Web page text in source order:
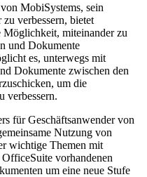
MobiSystems, sein
verbessern, bietet
miteinander zu
und Dokumente
es, unterwegs mit
Dokumente zwischen den
um die
verbessern.
für Geschäftsanwender von
Nutzung von
wichtige Themen mit
vorhandenen
um eine neue Stufe